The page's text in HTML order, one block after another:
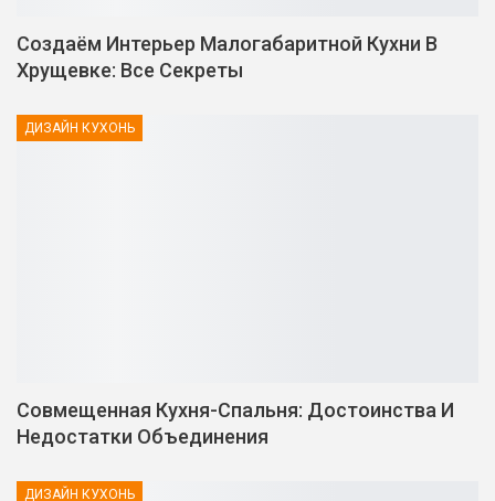
Создаём Интерьер Малогабаритной Кухни В
Хрущевке: Все Секреты
ДИЗАЙН КУХОНЬ
Совмещенная Кухня-Спальня: Достоинства И
Недостатки Объединения
ДИЗАЙН КУХОНЬ